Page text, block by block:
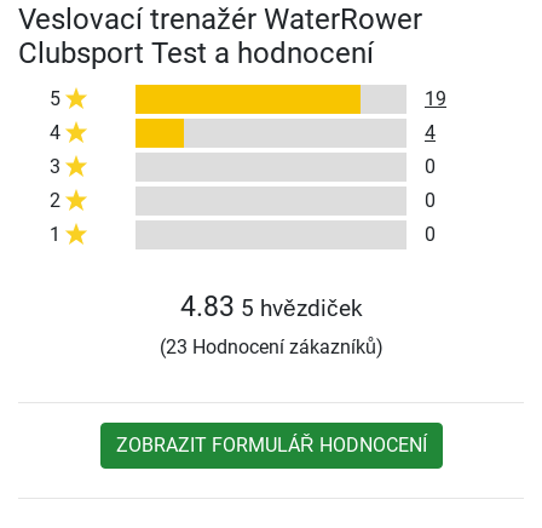
Veslovací trenažér WaterRower
Clubsport Test a hodnocení
5
19
4
4
3
0
2
0
1
0
4.83 5 hvězdiček
(23 Hodnocení zákazníků)
ZOBRAZIT FORMULÁŘ HODNOCENÍ